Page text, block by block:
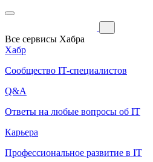
Все сервисы Хабра
Хабр
Сообщество IT-специалистов
Q&A
Ответы на любые вопросы об IT
Карьера
Профессиональное развитие в IT